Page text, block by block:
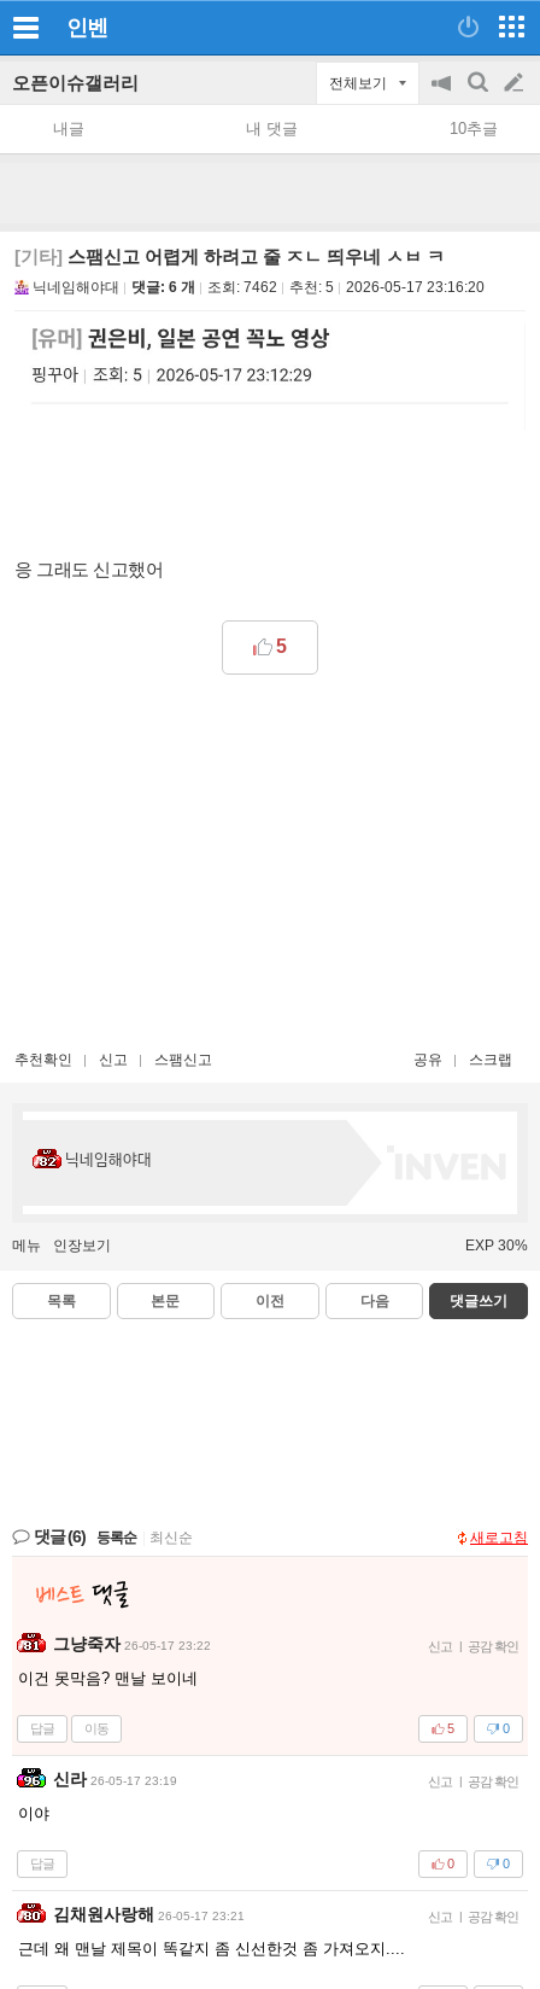
인벤
오픈이슈갤러리 전체보기
공
지
on/off
검
색
글
쓰
내글 내 댓글 10추글
[기타] 스팸신고 어렵게 하려고 줄 ㅈㄴ 띄우네 ㅅㅂ ㅋ
닉네임해야대 댓글: 6 개 조회: 7462 추천: 5 2026-05-17 23:16:20
응 그래도 신고했어
5
추천확인 신고 스팸신고 공유 스크랩
닉네임해야대
메뉴 인장보기 EXP 30%
목록 본문 이전 다음 댓글쓰기
댓글(6) 등록순 최신순 새로고침
그냥죽자 26-05-17 23:22 신고 | 공감 확인
이건 못막음? 맨날 보이네
답글 이동 0
5
신라 26-05-17 23:19 신고 | 공감 확인
이야
답글 0
0
김채원사랑해 26-05-17 23:21 신고 | 공감 확인
근데 왜 맨날 제목이 똑같지 좀 신선한것 좀 가져오지....